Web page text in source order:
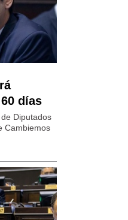
días
Diputados
Cambiemos